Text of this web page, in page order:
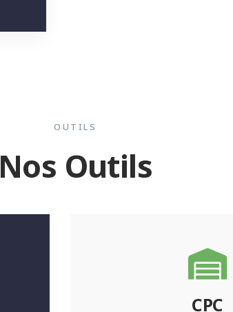
OUTILS
Nos Outils
CPC